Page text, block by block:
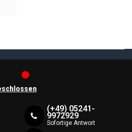
(+49) 05241-
9972929
Sofortige Antwort